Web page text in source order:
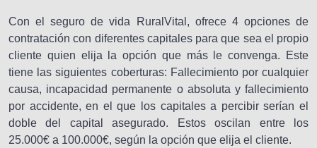
Con el seguro de vida RuralVital, ofrece 4 opciones de
contratación con diferentes capitales para que sea el propio
cliente quien elija la opción que más le convenga. Este
tiene las siguientes coberturas: Fallecimiento por cualquier
causa, incapacidad permanente o absoluta y fallecimiento
por accidente, en el que los capitales a percibir serían el
doble del capital asegurado. Estos oscilan entre los
25.000€ a 100.000€, según la opción que elija el cliente.